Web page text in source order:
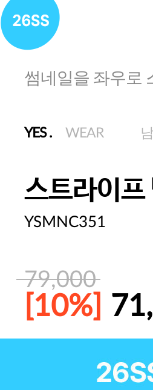
썸네일을 좌우로
YES. WEAR
스트라이프
YSMNC351
79,000
[10%]
파자마